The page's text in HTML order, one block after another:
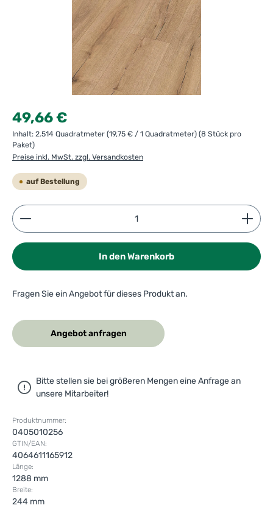
Regulärer Preis:
49,66 €
Inhalt: 2.514 Quadratmeter (19,75 € / 1 Quadratmeter) (8 Stück pro
Paket)
Preise inkl. MwSt. zzgl. Versandkosten
auf Bestellung
Produkt Anzahl: Gib den gewünschten Wert ein
In den Warenkorb
Fragen Sie ein Angebot für dieses Produkt an.
Angebot anfragen
Bitte stellen sie bei größeren Mengen eine Anfrage an
unsere Mitarbeiter!
Produktnummer:
0405010256
GTIN/EAN:
4064611165912
Länge:
1288 mm
Breite:
244 mm